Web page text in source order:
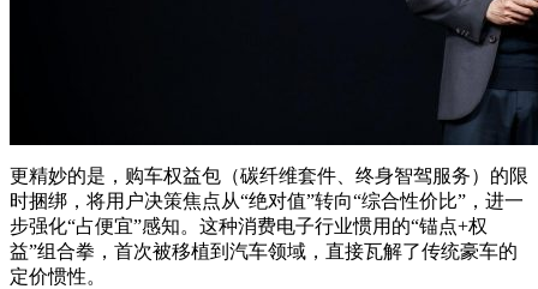
更精妙的是，购车权益包（碳纤维套件、终身智驾服务）的限
时捆绑，将用户决策焦点从“绝对值”转向“综合性价比”，进一
步强化“占便宜”感知。这种消费电子行业惯用的“锚点+权
益”组合拳，首次被移植到汽车领域，直接瓦解了传统豪车的
定价惯性。